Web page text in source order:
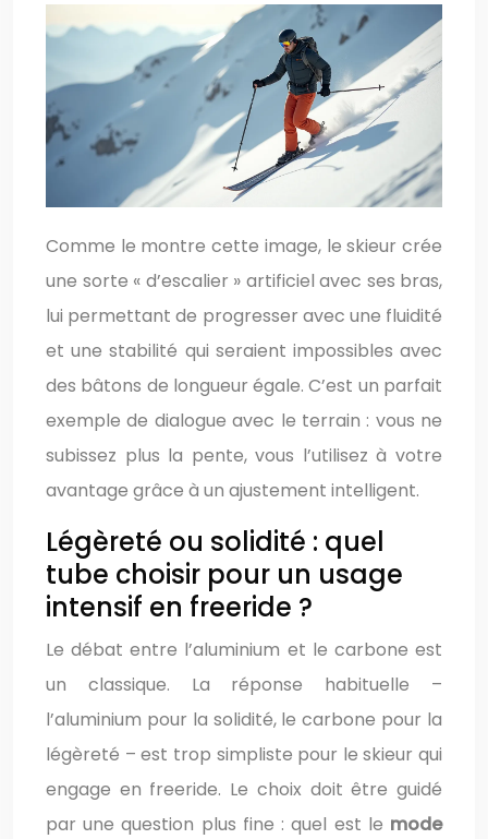
Comme le montre cette image, le skieur crée
une sorte « d’escalier » artificiel avec ses bras,
lui permettant de progresser avec une fluidité
et une stabilité qui seraient impossibles avec
des bâtons de longueur égale. C’est un parfait
exemple de dialogue avec le terrain : vous ne
subissez plus la pente, vous l’utilisez à votre
avantage grâce à un ajustement intelligent.
Légèreté ou solidité : quel
tube choisir pour un usage
intensif en freeride ?
Le débat entre l’aluminium et le carbone est
un classique. La réponse habituelle –
l’aluminium pour la solidité, le carbone pour la
légèreté – est trop simpliste pour le skieur qui
engage en freeride. Le choix doit être guidé
par une question plus fine : quel est le mode